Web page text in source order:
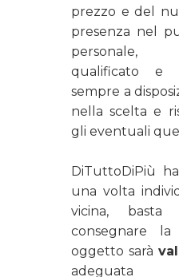
prezzo e del
presenza nel
personale,
qualificato e
sempre a
nella scelta e
gli eventuali
DiTuttoDiPiù
una volta
vicina, basta
consegnare
oggetto sarà
adeguata